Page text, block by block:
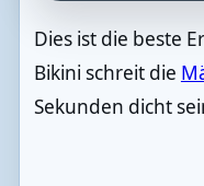
Dies ist die beste
Bikini schreit die
Sekunden dicht